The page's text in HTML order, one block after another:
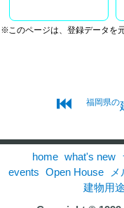
※このページは、登録データを
⏮ 福岡県の
home what's new
events
Open House
建物用途